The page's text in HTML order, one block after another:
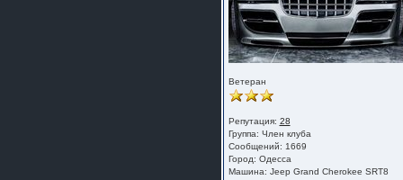
Ветеран
Репутация: 28
Группа: Член клуба
Сообщений: 1669
Город: Одесса
Машина: Jeep Grand Cherokee SRT8